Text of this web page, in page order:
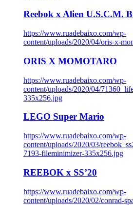
Reebok x Alien U.S.C.M.
https://www.ruadebaixo.com/wp-
content/uploads/2020/04/oris-x-
ORIS X MOMOTARO
https://www.ruadebaixo.com/wp-
content/uploads/2020/04/
335x256.jpg
LEGO Super Mario
https://www.ruadebaixo.com/wp-
content/uploads/2020/03/
7193-fileminimizer-335x256.jpg
REEBOK x SS’20
https://www.ruadebaixo.com/wp-
content/uploads/2020/02/conrad-